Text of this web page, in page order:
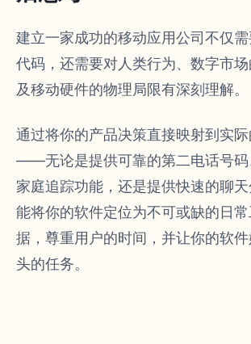
建立一家成功的移动应用公司不仅
代码，还需要对人类行为、数字市
及移动硬件的物理局限有深刻理解。
通过将你的产品决策直接映射到实
——无论是提供可靠的第二电话号码
家庭追踪功能，还是提供快速的聊
能将你的软件定位为不可或缺的日
据，尊重用户的时间，并让你的软
头的任务。